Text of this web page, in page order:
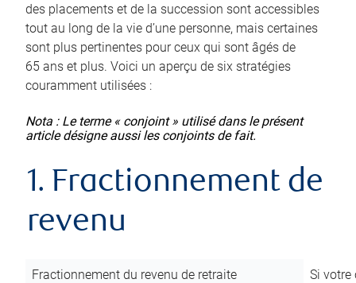
des placements et de la succession sont accessibles
tout au long de la vie d’une personne, mais certaines
sont plus pertinentes pour ceux qui sont âgés de
65 ans et plus. Voici un aperçu de six stratégies
couramment utilisées :
Nota : Le terme « conjoint » utilisé dans le présent
article désigne aussi les conjoints de fait.
1. Fractionnement de
revenu
Fractionnement du revenu de retraite
Si votre